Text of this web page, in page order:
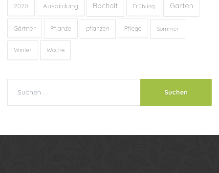
2020 Ausbildung Bocholt Frühling Garten
Gärtner Pflanze pflanzen Pflege Sommer
Winter Woche